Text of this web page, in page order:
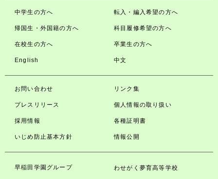
中学生の方へ 転入・編入希望の方へ
帰国生・外国籍の方へ 科目履修希望の方へ
在校生の方へ 卒業生の方へ
English 中文
お問い合わせ リンク集
プレスリリース 個人情報の取り扱い
採用情報 各種証明書
いじめ防止基本方針 情報公開
早稲田学園グループ わせがく夢育高等学校